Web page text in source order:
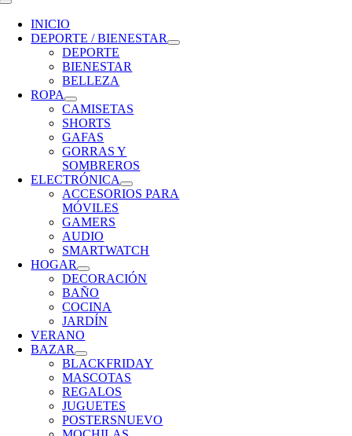
Toggle
Navigation
INICIO
DEPORTE / BIENESTAR
DEPORTE
BIENESTAR
BELLEZA
ROPA
CAMISETAS
SHORTS
GAFAS
GORRAS Y
SOMBREROS
ELECTRÓNICA
ACCESORIOS PARA
MÓVILES
GAMERS
AUDIO
SMARTWATCH
HOGAR
DECORACIÓN
BAÑO
COCINA
JARDÍN
VERANO
BAZAR
BLACKFRIDAY
MASCOTAS
REGALOS
JUGUETES
POSTERSNUEVO